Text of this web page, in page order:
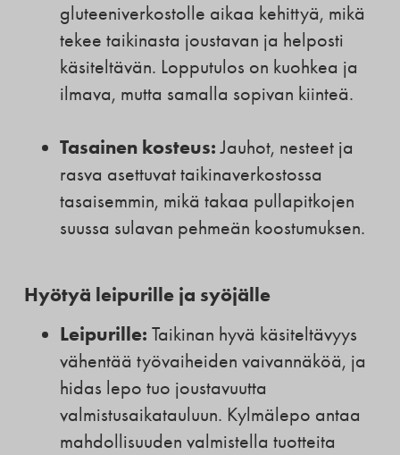
gluteeniverkostolle aikaa kehittyä, mikä
tekee taikinasta joustavan ja helposti
käsiteltävän. Lopputulos on kuohkea ja
ilmava, mutta samalla sopivan kiinteä.
Tasainen kosteus:Jauhot, nesteet ja
rasva asettuvat taikinaverkostossa
tasaisemmin, mikä takaa pullapitkojen
suussa sulavan pehmeän koostumuksen.
Hyötyä leipurille ja syöjälle
Leipurille: Taikinan hyvä käsiteltävyys
vähentää työvaiheiden vaivannäköä, ja
hidas lepo tuo joustavuutta
valmistusaikatauluun. Kylmälepo antaa
mahdollisuuden valmistella tuotteita